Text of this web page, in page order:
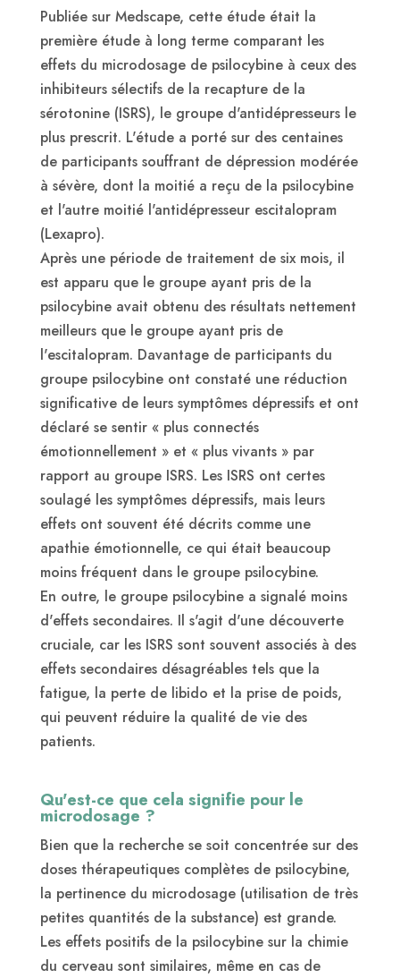
Publiée sur Medscape, cette étude était la
première étude à long terme comparant les
effets du microdosage de psilocybine à ceux des
inhibiteurs sélectifs de la recapture de la
sérotonine (ISRS), le groupe d'antidépresseurs le
plus prescrit. L'étude a porté sur des centaines
de participants souffrant de dépression modérée
à sévère, dont la moitié a reçu de la psilocybine
et l'autre moitié l'antidépresseur escitalopram
(Lexapro).
Après une période de traitement de six mois, il
est apparu que le groupe ayant pris de la
psilocybine avait obtenu des résultats nettement
meilleurs que le groupe ayant pris de
l'escitalopram. Davantage de participants du
groupe psilocybine ont constaté une réduction
significative de leurs symptômes dépressifs et ont
déclaré se sentir « plus connectés
émotionnellement » et « plus vivants » par
rapport au groupe ISRS. Les ISRS ont certes
soulagé les symptômes dépressifs, mais leurs
effets ont souvent été décrits comme une
apathie émotionnelle, ce qui était beaucoup
moins fréquent dans le groupe psilocybine.
En outre, le groupe psilocybine a signalé moins
d'effets secondaires. Il s'agit d'une découverte
cruciale, car les ISRS sont souvent associés à des
effets secondaires désagréables tels que la
fatigue, la perte de libido et la prise de poids,
qui peuvent réduire la qualité de vie des
patients.
Qu'est-ce que cela signifie pour le
microdosage ?
Bien que la recherche se soit concentrée sur des
doses thérapeutiques complètes de psilocybine,
la pertinence du microdosage (utilisation de très
petites quantités de la substance) est grande.
Les effets positifs de la psilocybine sur la chimie
du cerveau sont similaires, même en cas de